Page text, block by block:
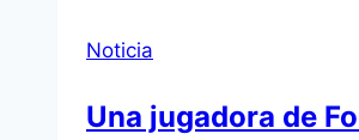
Noticia
Una jugadora de